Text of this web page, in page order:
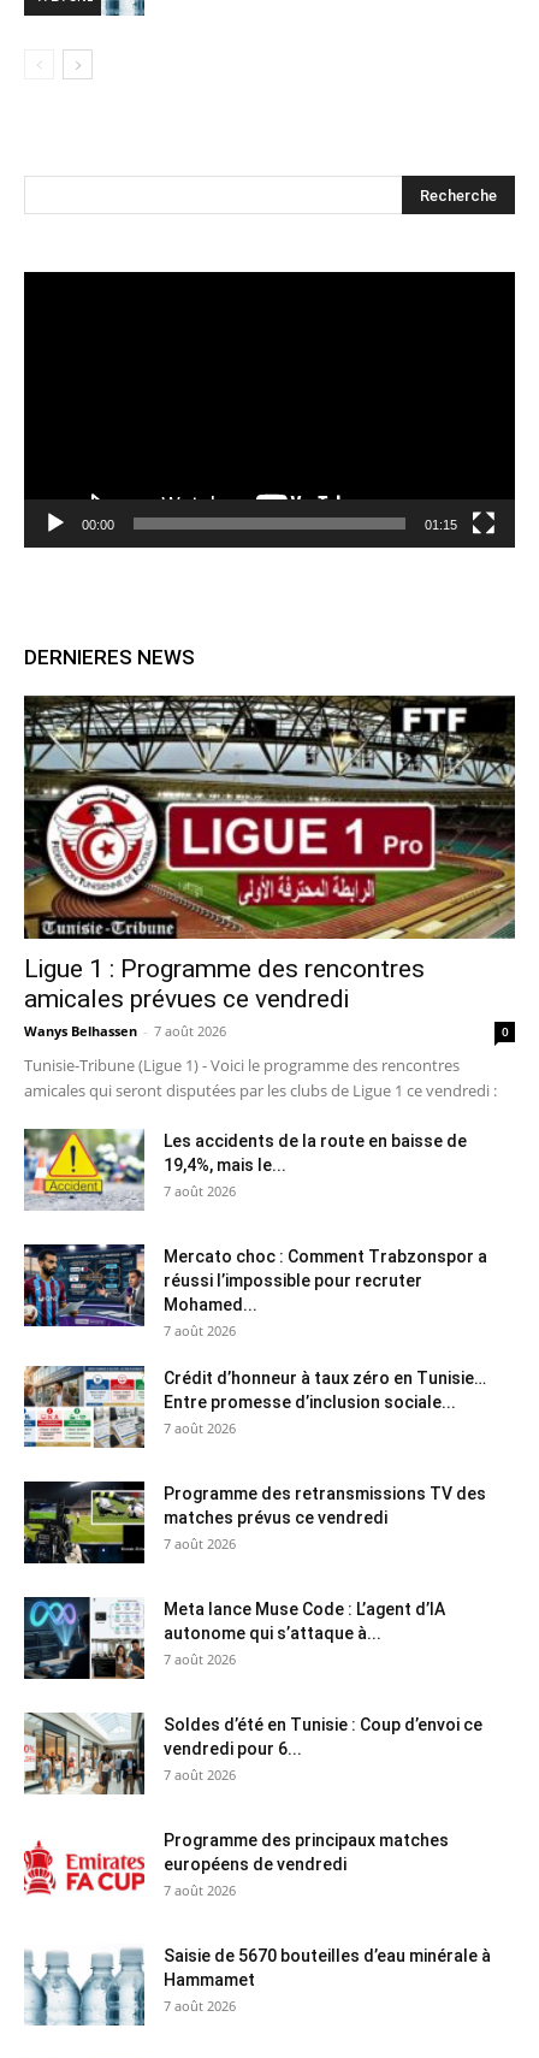
00:00 01:15
DERNIERES NEWS
Ligue 1 : Programme des rencontres
amicales prévues ce vendredi
Wanys Belhassen - 7 août 2026 0
Tunisie-Tribune (Ligue 1) - Voici le programme des rencontres
amicales qui seront disputées par les clubs de Ligue 1 ce vendredi :
Les accidents de la route en baisse de
19,4%, mais le...
7 août 2026
Mercato choc : Comment Trabzonspor a
réussi l’impossible pour recruter
Mohamed...
7 août 2026
Crédit d’honneur à taux zéro en Tunisie…
Entre promesse d’inclusion sociale...
7 août 2026
Programme des retransmissions TV des
matches prévus ce vendredi
7 août 2026
Meta lance Muse Code : L’agent d’IA
autonome qui s’attaque à...
7 août 2026
Soldes d’été en Tunisie : Coup d’envoi ce
vendredi pour 6...
7 août 2026
Programme des principaux matches
européens de vendredi
7 août 2026
Saisie de 5670 bouteilles d’eau minérale à
Hammamet
7 août 2026